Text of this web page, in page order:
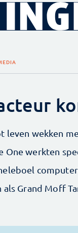
leven wekken
One werkten
Grand Moff